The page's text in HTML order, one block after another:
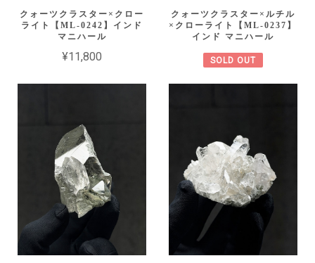
クォーツクラスター×クロー
ライト【ML-0242】インド
マニハール
¥11,800
クォーツクラスター×ルチル
×クローライト【ML-0237】
インド マニハール
SOLD OUT